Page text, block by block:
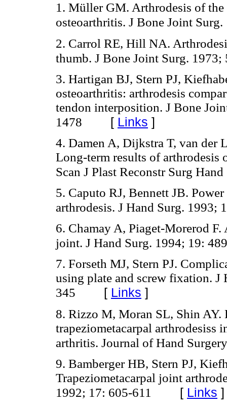
1. Müller GM. Arthrodesis of
osteoarthritis. J Bone Joint
2. Carrol RE, Hill NA.
thumb. J Bone Joint Surg. 1973;
3. Hartigan BJ, Stern PJ,
osteoarthritis: arthrodesis
tendon interposition. J Bone
1478 [ Links ]
4. Damen A, Dijkstra T, van der
Long-term results of arthrodesis
Scan J Plast Reconstr Surg
5. Caputo RJ, Bennett JB.
arthrodesis. J Hand Surg. 1993;
6. Chamay A, Piaget-Morerod
joint. J Hand Surg. 1994; 19:
7. Forseth MJ, Stern PJ.
using plate and screw fixation. J
345 [ Links ]
8. Rizzo M, Moran SL, Shin AY.
trapeziometacarpal arthrodesiss
arthritis. Journal of Hand
9. Bamberger HB, Stern PJ,
Trapeziometacarpal joint
1992; 17: 605-611
[ Links ]